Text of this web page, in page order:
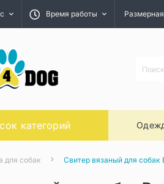
Время работы
категорий
для собак Свитер вязаный для